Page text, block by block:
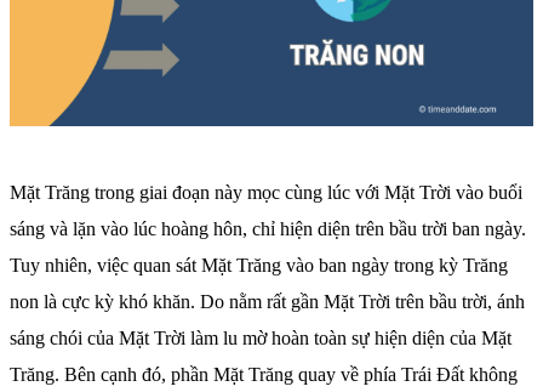
Mặt Trăng trong giai đoạn này mọc cùng lúc với Mặt Trời vào buổi
sáng và lặn vào lúc hoàng hôn, chỉ hiện diện trên bầu trời ban ngày.
Tuy nhiên, việc quan sát Mặt Trăng vào ban ngày trong kỳ Trăng
non là cực kỳ khó khăn. Do nằm rất gần Mặt Trời trên bầu trời, ánh
sáng chói của Mặt Trời làm lu mờ hoàn toàn sự hiện diện của Mặt
Trăng. Bên cạnh đó, phần Mặt Trăng quay về phía Trái Đất không